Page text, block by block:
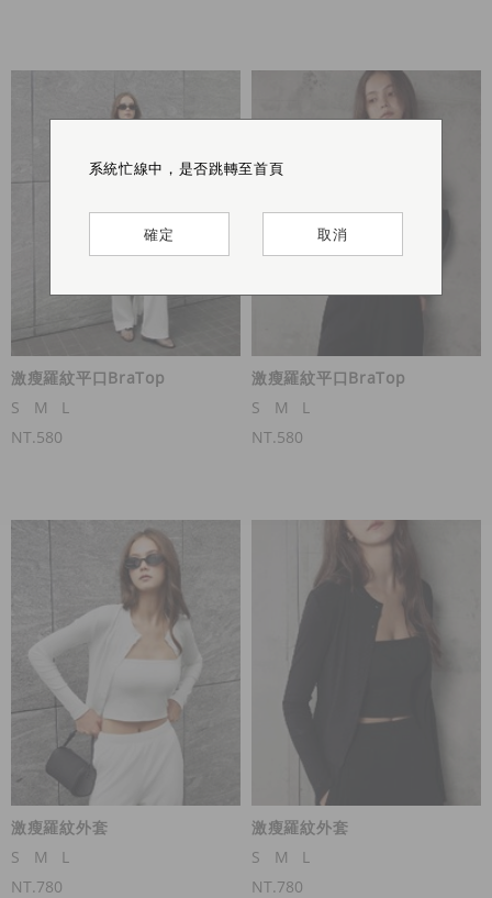
激瘦羅紋平口BraTop
S
M
L
NT.580
激瘦羅紋平口BraTop
S
M
L
NT.580
激瘦羅紋外套
S
M
L
NT.780
激瘦羅紋外套
S
M
L
NT.780
系統忙線中，是否跳轉至首頁
確定 取消
系統忙線中，是否跳轉至首頁
確定 取消
系統忙線中，是否跳轉至首頁
確定 取消
系統忙線中，是否跳轉至首頁
確定 取消